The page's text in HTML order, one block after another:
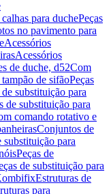
para duchePeças
no pavimento para
Acessórios
Acessórios
de duche, d52Com
de sifãoPeças
de substituição para
de substituição para
comando rotativo e
Conjuntos de
substituição para
Peças de
de substituição para
Estruturas de
para